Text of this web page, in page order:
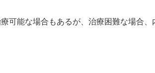
療可能な場合もあるが、治療困難な場合